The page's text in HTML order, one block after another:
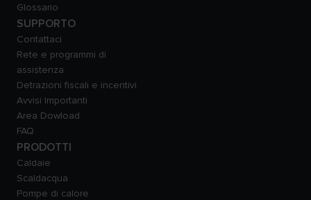
Glossario
SUPPORTO
Contattaci
Rete e programmi di
assistenza
Detrazioni fiscali e incentivi
Avvisi Importanti
Area Dowload
FAQ
PRODOTTI
Caldaie
Scaldacqua
Pompe di calore